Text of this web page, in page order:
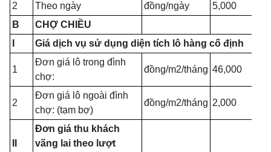
2 Theo ngày đồng/ngày
5,000
B
CHỢ CHIỀU
Giá dịch vụ sử dụng diện tích lô hàng cố định
1
Đơn giá lô trong đình
chợ:
đồng/m2/tháng 46,000
2
Đơn giá lô ngoài đình
chợ: (tạm bợ)
đồng/m2/tháng 2,000
Đơn giá thu khách
vãng lai theo lượt